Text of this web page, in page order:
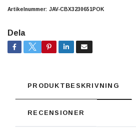
Artikelnummer: JAV-CBX3230651POK
Dela
PRODUKTBESKRIVNING
RECENSIONER